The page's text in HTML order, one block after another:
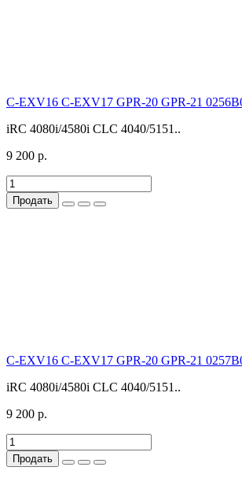
C-EXV16 C-EXV17 GPR-20 GPR-21
iRC 4080i/4580i CLC 4040/5151..
9 200 р.
Продать
C-EXV16 C-EXV17 GPR-20 GPR-21
iRC 4080i/4580i CLC 4040/5151..
9 200 р.
Продать